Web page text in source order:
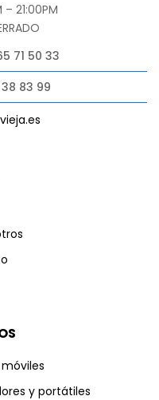
y portátiles
– 21:00PM
71 50 33
83 99